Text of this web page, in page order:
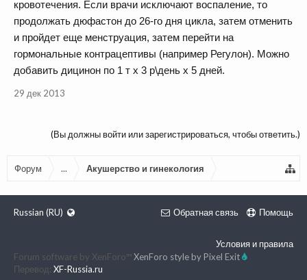
кровотечения. Если врачи исключают воспаление, то
продолжать дюфастон до 26-го дня цикла, затем отменить
и пройдет еще менструация, затем перейти на
гормональные контрацептивы (например Регулон). Можно
добавить дицинон по 1 т х 3 р\день х 5 дней.
29 дек 2013
(Вы должны войти или зарегистрироваться, чтобы ответить.)
Форум ... Акушерство и гинекология
Russian (RU) Обратная связь Помощь
Условия и правила
Forum software by XenForo™XenForo style by Pixel Exit
Перевод: XF-Russia.ru